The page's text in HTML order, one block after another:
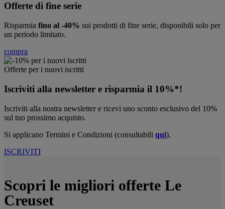
Offerte di fine serie
Risparmia fino al -40% sui prodotti di fine serie, disponibili solo per
un periodo limitato.
compra
Offerte per i nuovi iscritti
Iscriviti alla newsletter e risparmia il 10%*!
Iscriviti alla nostra newsletter e ricevi uno sconto esclusivo del 10%
sul tuo prossimo acquisto.
Si applicano Termini e Condizioni (consultabili qui).
ISCRIVITI
Scopri le migliori offerte Le
Creuset